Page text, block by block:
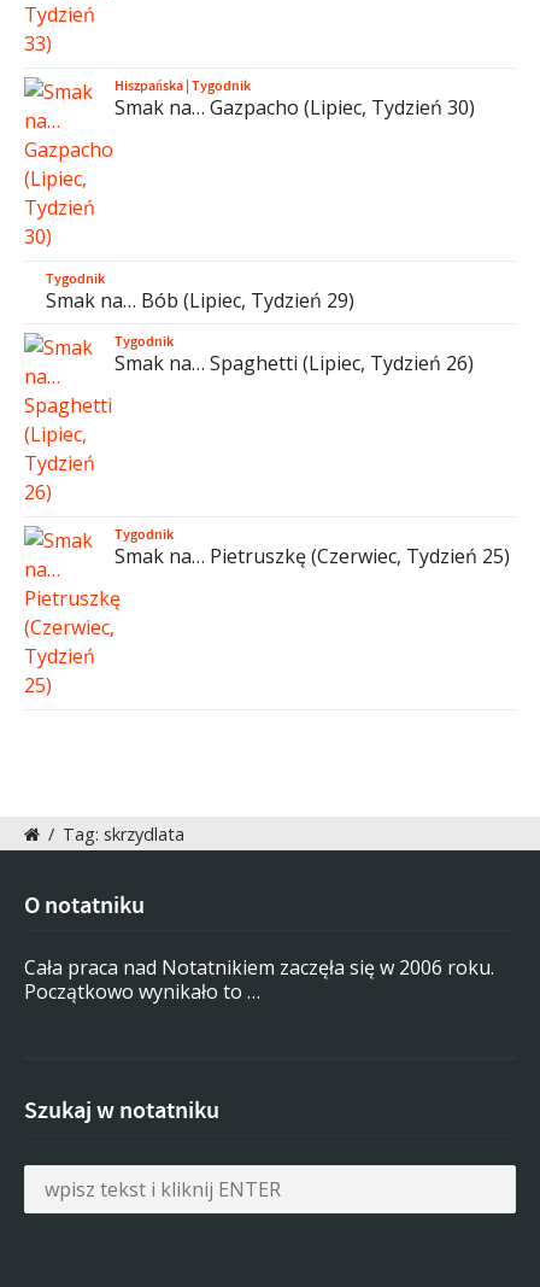
Hiszpańska|Tygodnik
Smak na… Gazpacho (Lipiec, Tydzień 30)
Tygodnik
Smak na… Bób (Lipiec, Tydzień 29)
Tygodnik
Smak na… Spaghetti (Lipiec, Tydzień 26)
Tygodnik
Smak na… Pietruszkę (Czerwiec, Tydzień 25)
/ Tag: skrzydlata
O notatniku
Cała praca nad Notatnikiem zaczęła się w 2006 roku.
Początkowo wynikało to …
Szukaj w notatniku